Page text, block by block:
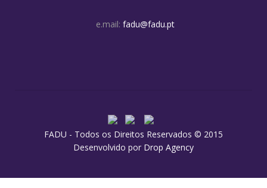
e.mail: fadu@fadu.pt
FADU - Todos os Direitos Reservados © 2015
Desenvolvido por Drop Agency